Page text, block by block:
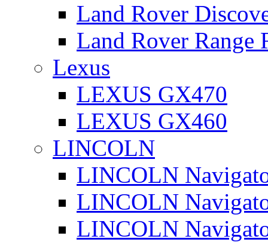
Land Rover
Land Rover Range
Lexus
LEXUS GX470
LEXUS GX460
LINCOLN
LINCOLN
LINCOLN
LINCOLN